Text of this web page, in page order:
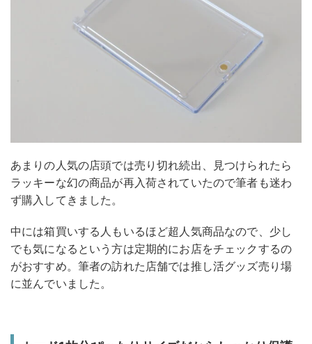
あまりの人気の店頭では売り切れ続出、見つけられたら
ラッキーな幻の商品が再入荷されていたので筆者も迷わ
ず購入してきました。
中には箱買いする人もいるほど超人気商品なので、少し
でも気になるという方は定期的にお店をチェックするの
がおすすめ。筆者の訪れた店舗では推し活グッズ売り場
に並んでいました。